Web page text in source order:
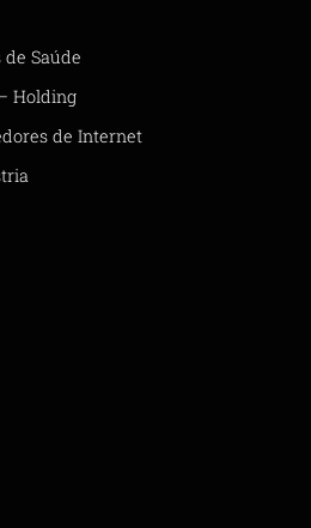
Saúde
Holding
de Internet